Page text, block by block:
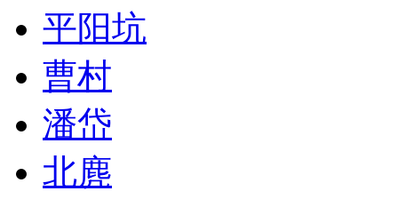
平阳坑
曹村
潘岱
北麂